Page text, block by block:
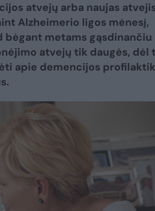
atvejų arba naujas
Alzheimerio ligos mėnesį,
bėgant metams gąsdinančiu
atvejų tik daugės, dėl
apie demencijos